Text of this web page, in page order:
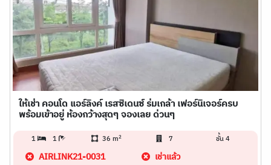
ให้เช่า คอนโด แอร์ลิงค์ เรสซิเดนซ์ ร่มเกล้า เฟอร์นิเจอร์ครบ
พร้อมเข้าอยู่ ห้องกว้างสุดๆ จองเลย ด่วนๆ
1 1 36 m2 7 ชั้น 4
AIRLINK21-0031 เช่าแล้ว